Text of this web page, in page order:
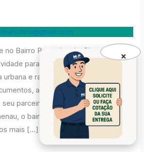
Bairro Ponta Aguda, Blumenau:
para Sua Empresa Quando o
e rapidez na entrega de
a localização estratégica da
seu parceiro logístico faz toda a
o bairro Ponta Aguda se destaca
mais […]
×